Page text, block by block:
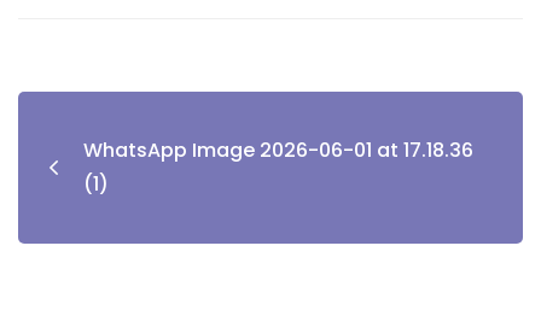
WhatsApp Image 2026-06-01 at 17.18.36
(1)